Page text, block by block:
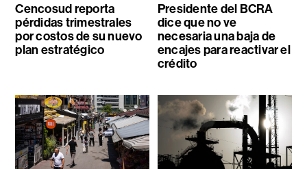
Cencosud reporta
pérdidas trimestrales
por costos de su nuevo
plan estratégico
Presidente del BCRA
dice que no ve
necesaria una baja de
encajes para reactivar el
crédito